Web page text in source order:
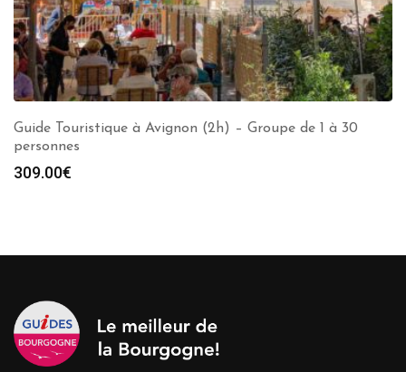
Guide Touristique à Avignon (2h) – Groupe de 1 à 30
personnes
309.00€